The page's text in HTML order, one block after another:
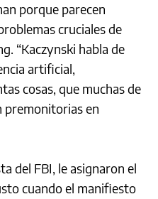
porque parecen
cruciales de
“Kaczynski habla de
artificial,
cosas, que muchas de
premonitorias en
del FBI, le asignaron el
cuando el manifiesto